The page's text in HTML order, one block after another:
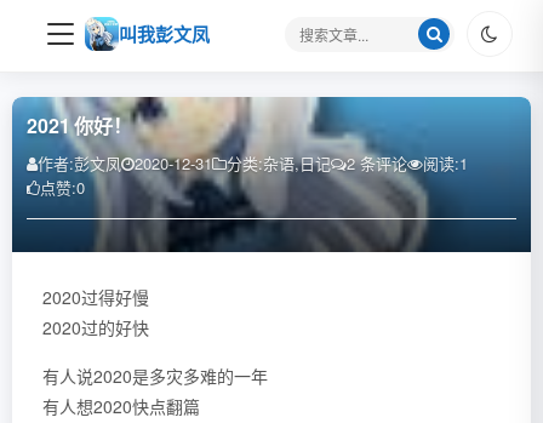
叫我彭文凤
搜
字
2021 你好！
作者:彭文凤 2020-12-31 分类:杂语,日记 2 条评论 阅读:1
点赞:0
2020过得好慢
2020过的好快
有人说2020是多灾多难的一年
有人想2020快点翻篇